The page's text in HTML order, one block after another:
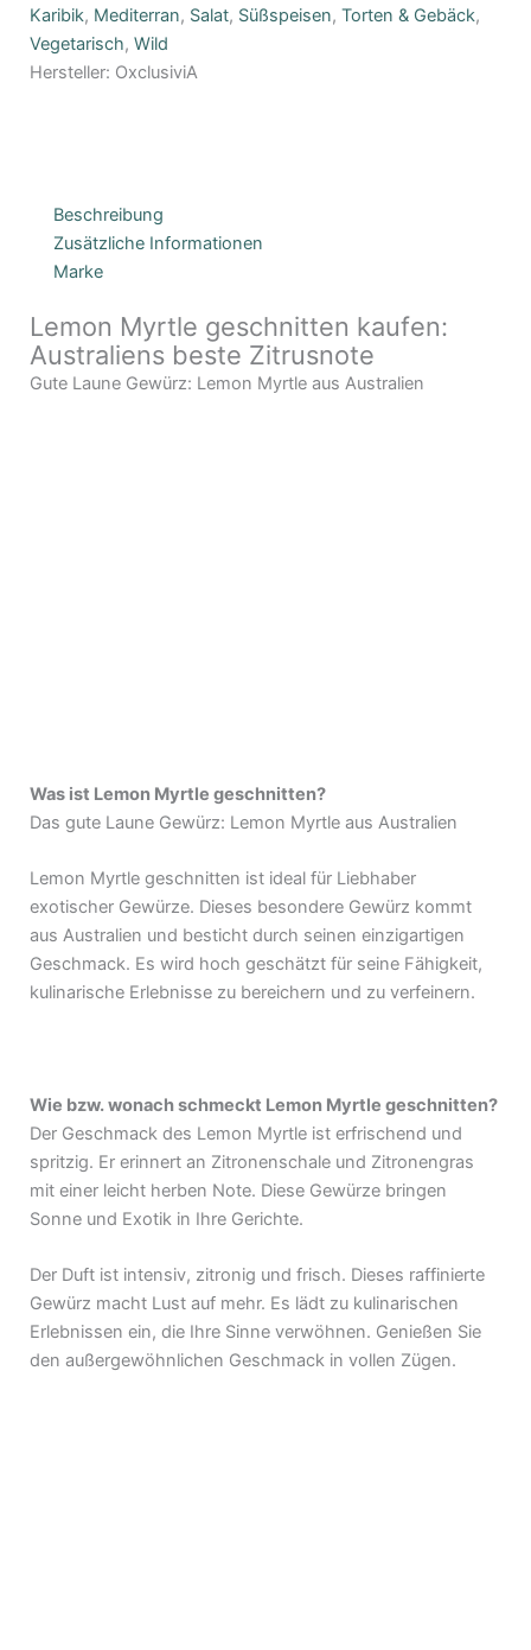
Karibik, Mediterran, Salat, Süßspeisen, Torten & Gebäck,
Vegetarisch, Wild
Hersteller: OxclusiviA
Beschreibung
Zusätzliche Informationen
Marke
Lemon Myrtle geschnitten kaufen:
Australiens beste Zitrusnote
Gute Laune Gewürz: Lemon Myrtle aus Australien
Was ist Lemon Myrtle geschnitten?
Das gute Laune Gewürz: Lemon Myrtle aus Australien
Lemon Myrtle geschnitten ist ideal für Liebhaber
exotischer Gewürze. Dieses besondere Gewürz kommt
aus Australien und besticht durch seinen einzigartigen
Geschmack. Es wird hoch geschätzt für seine Fähigkeit,
kulinarische Erlebnisse zu bereichern und zu verfeinern.
Wie bzw. wonach schmeckt Lemon Myrtle geschnitten?
Der Geschmack des Lemon Myrtle ist erfrischend und
spritzig. Er erinnert an Zitronenschale und Zitronengras
mit einer leicht herben Note. Diese Gewürze bringen
Sonne und Exotik in Ihre Gerichte.
Der Duft ist intensiv, zitronig und frisch. Dieses raffinierte
Gewürz macht Lust auf mehr. Es lädt zu kulinarischen
Erlebnissen ein, die Ihre Sinne verwöhnen. Genießen Sie
den außergewöhnlichen Geschmack in vollen Zügen.